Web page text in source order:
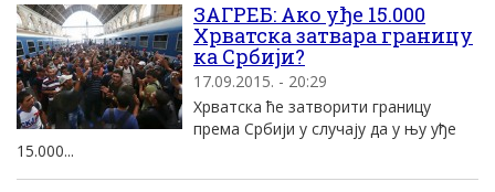
ЗАГРЕБ: Ако уђе 15.000
Хрватска затвара границу
ка Србији?
17.09.2015. - 20:29
Хрватска ће затворити границу
према Србији у случају да у њу уђе
15.000...